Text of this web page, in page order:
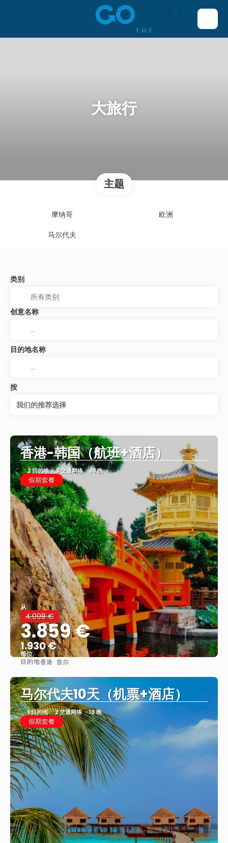
大旅行
主题
摩纳哥
欧洲
马尔代夫
类别
创意名称
目的地名称
按
我们的推荐选择
香港-韩国（航班+酒店）
2 目的地 3 交通网络 10 晚
假期套餐
从
4.098 €
3.859 €
1.930 €
每位
目的地香港 · 首尔
马尔代夫10天（机票+酒店）
1 目的地 2 交通网络 10 晚
假期套餐